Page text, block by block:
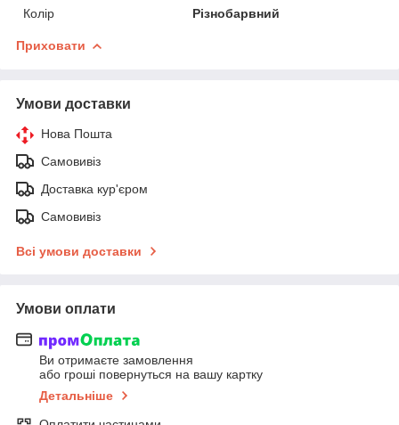
Колір
Різнобарвний
Приховати
Умови доставки
Нова Пошта
Самовивіз
Доставка кур'єром
Самовивіз
Всі умови доставки
Умови оплати
Ви отримаєте замовлення
або гроші повернуться на вашу картку
Детальніше